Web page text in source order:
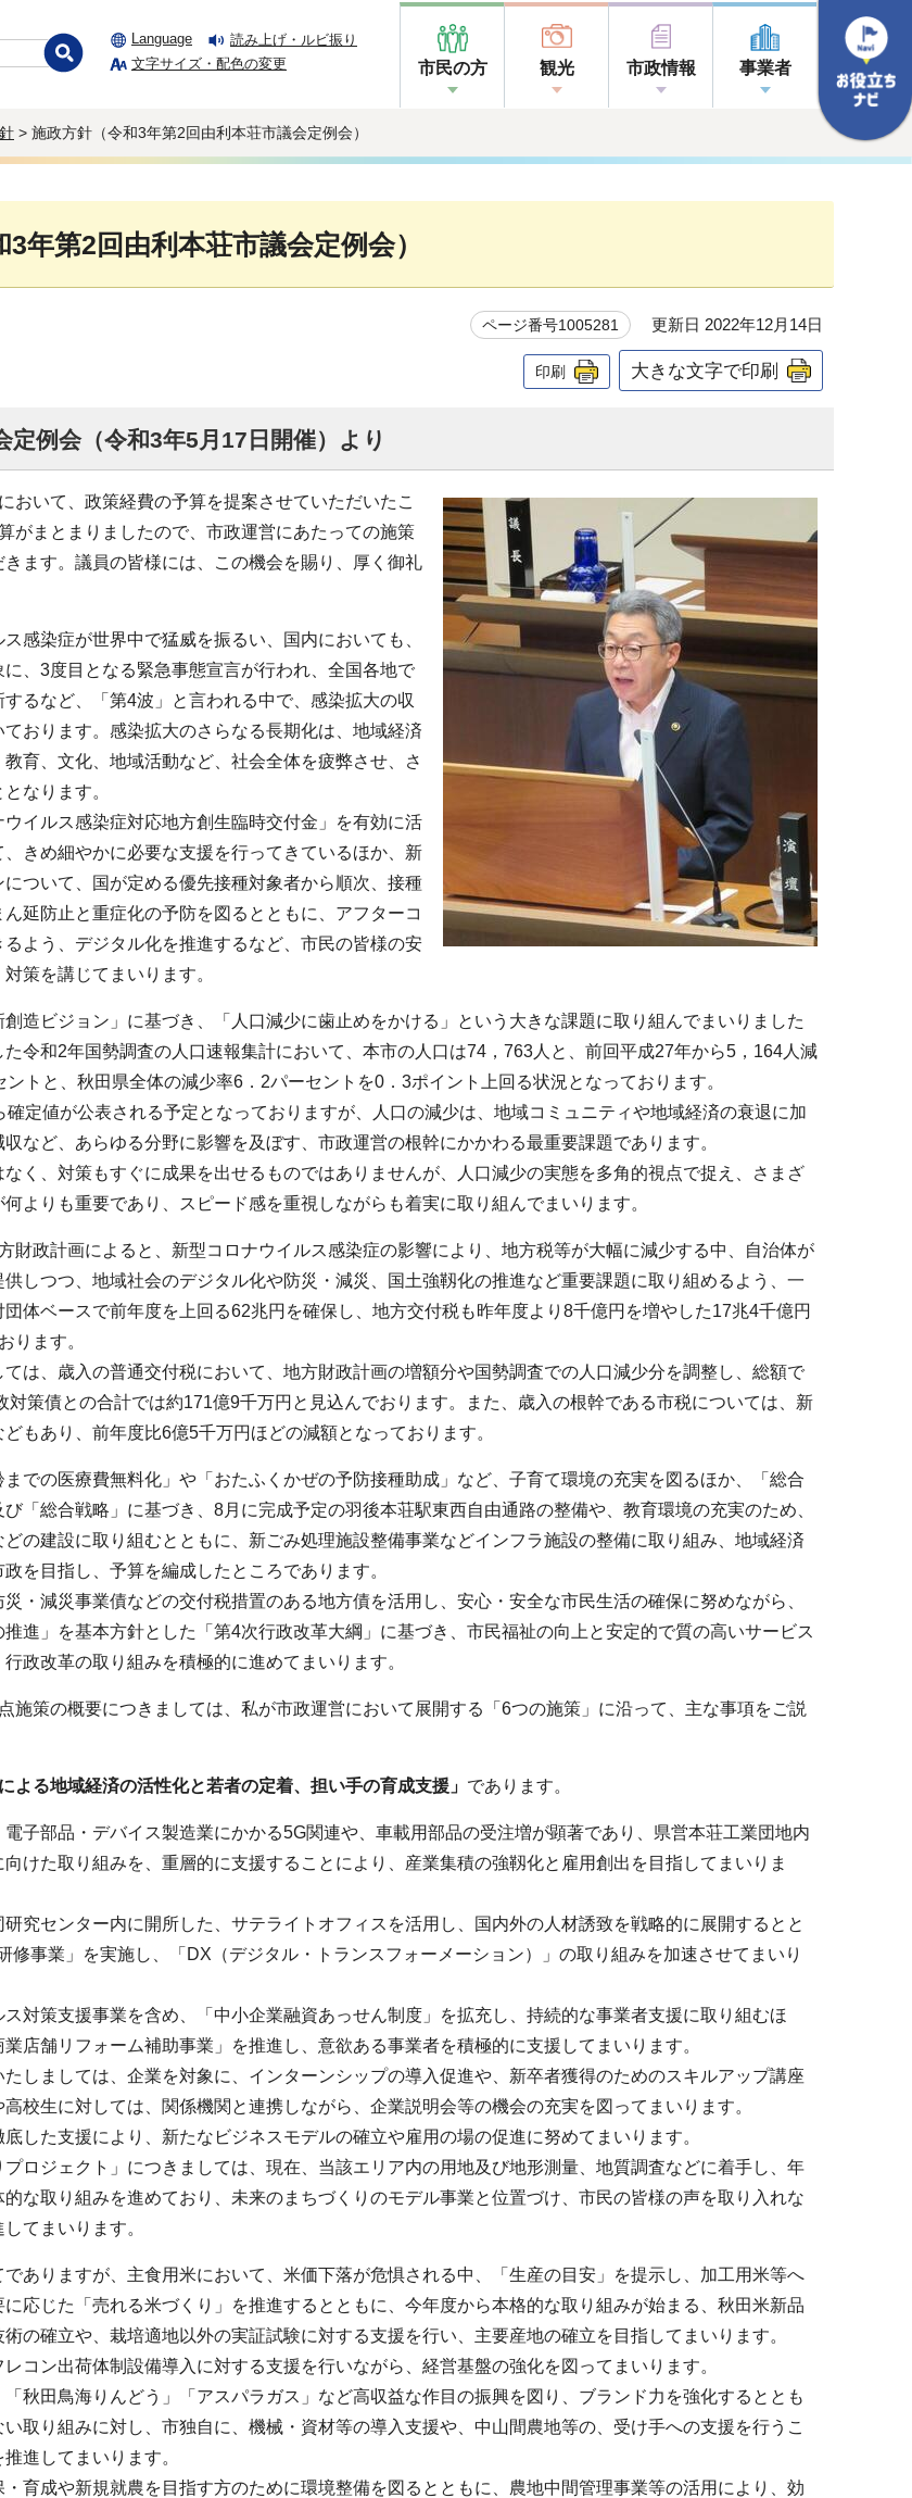
Language
読み上げ・ルビ振り
文字サイズ・配色の変更
市民の方 観光 市政情報 事業者
> 施政方針（令和3年第2回由利本荘市議会定例会）
年第2回由利本荘市議会定例会）
ページ番号1005281 更新日 2022年12月14日
印刷 大きな文字で印刷
定例会（令和3年5月17日開催）より
おいて、政策経費の予算を提案させていただいたこ
がまとまりましたので、市政運営にあたっての施策
ます。議員の皆様には、この機会を賜り、厚く御礼
感染症が世界中で猛威を振るい、国内においても、
、3度目となる緊急事態宣言が行われ、全国各地で
るなど、「第4波」と言われる中で、感染拡大の収
おります。感染拡大のさらなる長期化は、地域経済
育、文化、地域活動など、社会全体を疲弊させ、さ
なります。
イルス感染症対応地方創生臨時交付金」を有効に活
きめ細やかに必要な支援を行ってきているほか、新
ついて、国が定める優先接種対象者から順次、接種
延防止と重症化の予防を図るとともに、アフターコ
よう、デジタル化を推進するなど、市民の皆様の安
策を講じてまいります。
造ビジョン」に基づき、「人口減少に歯止めをかける」という大きな課題に取り組んでまいりました
令和2年国勢調査の人口速報集計において、本市の人口は74，763人と、前回平成27年から5，164人減
トと、秋田県全体の減少率6．2パーセントを0．3ポイント上回る状況となっております。
確定値が公表される予定となっておりますが、人口の減少は、地域コミュニティや地域経済の衰退に加
など、あらゆる分野に影響を及ぼす、市政運営の根幹にかかわる最重要課題であります。
く、対策もすぐに成果を出せるものではありませんが、人口減少の実態を多角的視点で捉え、さまざ
よりも重要であり、スピード感を重視しながらも着実に取り組んでまいります。
財政計画によると、新型コロナウイルス感染症の影響により、地方税等が大幅に減少する中、自治体が
しつつ、地域社会のデジタル化や防災・減災、国土強靱化の推進など重要課題に取り組めるよう、一
体ベースで前年度を上回る62兆円を確保し、地方交付税も昨年度より8千億円を増やした17兆4千億円
ります。
は、歳入の普通交付税において、地方財政計画の増額分や国勢調査での人口減少分を調整し、総額で
対策債との合計では約171億9千万円と見込んでおります。また、歳入の根幹である市税については、新
もあり、前年度比6億5千万円ほどの減額となっております。
での医療費無料化」や「おたふくかぜの予防接種助成」など、子育て環境の充実を図るほか、「総合
「総合戦略」に基づき、8月に完成予定の羽後本荘駅東西自由通路の整備や、教育環境の充実のため、
の建設に取り組むとともに、新ごみ処理施設整備事業などインフラ施設の整備に取り組み、地域経済
を目指し、予算を編成したところであります。
・減災事業債などの交付税措置のある地方債を活用し、安心・安全な市民生活の確保に努めながら、
推進」を基本方針とした「第4次行政改革大綱」に基づき、市民福祉の向上と安定的で質の高いサービス
政改革の取り組みを積極的に進めてまいります。
施策の概要につきましては、私が市政運営において展開する「6つの施策」に沿って、主な事項をご説
よる地域経済の活性化と若者の定着、担い手の育成支援」 であります。
子部品・デバイス製造業にかかる5G関連や、車載用部品の受注増が顕著であり、県営本荘工業団地内
けた取り組みを、重層的に支援することにより、産業集積の強靱化と雇用創出を目指してまいりま
究センター内に開所した、サテライトオフィスを活用し、国内外の人材誘致を戦略的に展開するとと
修事業」を実施し、「DX（デジタル・トランスフォーメーション）」の取り組みを加速させてまいり
対策支援事業を含め、「中小企業融資あっせん制度」を拡充し、持続的な事業者支援に取り組むほ
店舗リフォーム補助事業」を推進し、意欲ある事業者を積極的に支援してまいります。
しましては、企業を対象に、インターンシップの導入促進や、新卒者獲得のためのスキルアップ講座
校生に対しては、関係機関と連携しながら、企業説明会等の機会の充実を図ってまいります。
した支援により、新たなビジネスモデルの確立や雇用の場の促進に努めてまいります。
ロジェクト」につきましては、現在、当該エリア内の用地及び地形測量、地質調査などに着手し、年
な取り組みを進めており、未来のまちづくりのモデル事業と位置づけ、市民の皆様の声を取り入れな
てまいります。
ありますが、主食用米において、米価下落が危惧される中、「生産の目安」を提示し、加工用米等へ
応じた「売れる米づくり」を推進するとともに、今年度から本格的な取り組みが始まる、秋田米新品
の確立や、栽培適地以外の実証試験に対する支援を行い、主要産地の確立を目指してまいります。
コン出荷体制設備導入に対する支援を行いながら、経営基盤の強化を図ってまいります。
秋田鳥海りんどう」「アスパラガス」など高収益な作目の振興を図り、ブランド力を強化するととも
取り組みに対し、市独自に、機械・資材等の導入支援や、中山間農地等の、受け手への支援を行うこ
進してまいります。
育成や新規就農を目指す方のために環境整備を図るとともに、農地中間管理事業等の活用により、効